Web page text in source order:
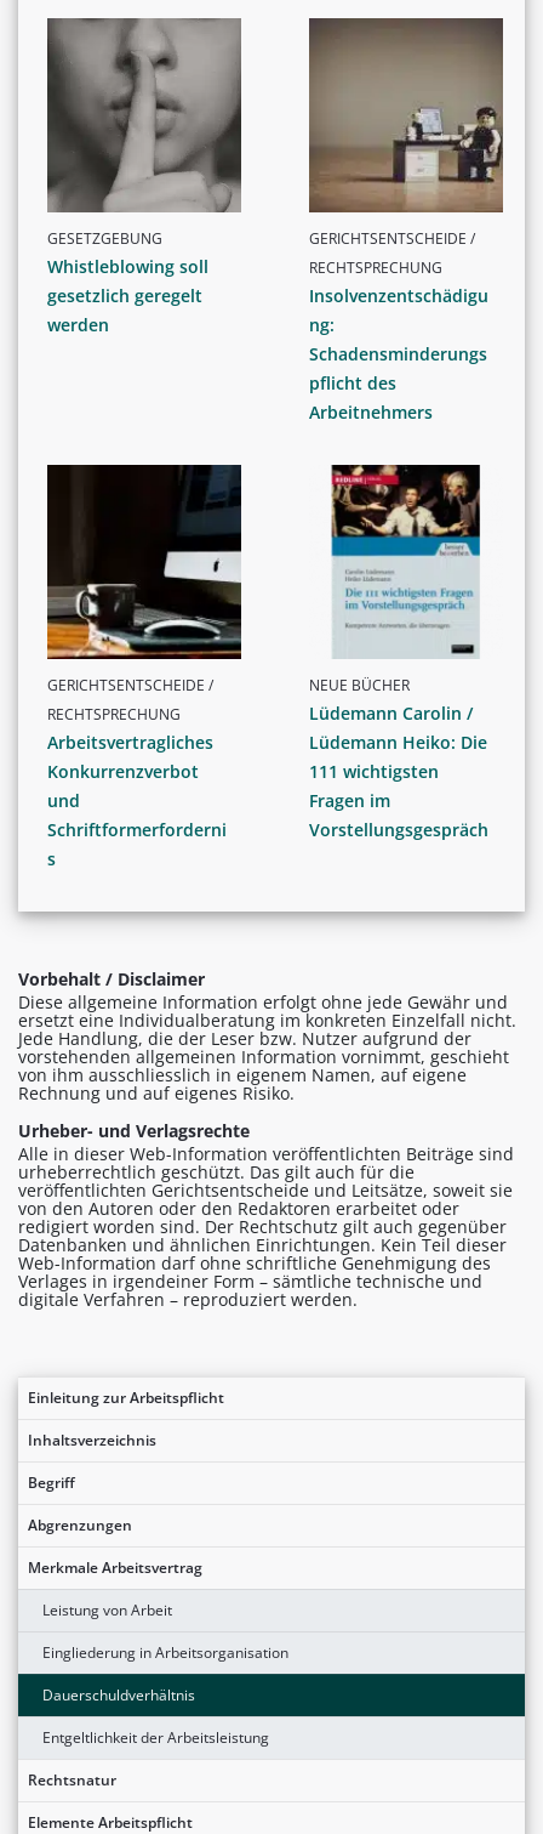
Einleitung zur Arbeitspflicht
Inhaltsverzeichnis
Begriff
Abgrenzungen
Merkmale Arbeitsvertrag
Leistung von Arbeit
Eingliederung in Arbeitsorganisation
Dauerschuldverhältnis
Entgeltlichkeit der Arbeitsleistung
Rechtsnatur
Elemente Arbeitspflicht
GESETZGEBUNG
Whistleblowing soll
gesetzlich geregelt
werden
GERICHTSENTSCHEIDE /
RECHTSPRECHUNG
Insolvenzentschädigu
ng:
Schadensminderungs
pflicht des
Arbeitnehmers
GERICHTSENTSCHEIDE /
RECHTSPRECHUNG
Arbeitsvertragliches
Konkurrenzverbot
und
Schriftformerforderni
s
NEUE BÜCHER
Lüdemann Carolin /
Lüdemann Heiko: Die
111 wichtigsten
Fragen im
Vorstellungsgespräch
Vorbehalt / Disclaimer
Diese allgemeine Information erfolgt ohne jede Gewähr und
ersetzt eine Individualberatung im konkreten Einzelfall nicht.
Jede Handlung, die der Leser bzw. Nutzer aufgrund der
vorstehenden allgemeinen Information vornimmt, geschieht
von ihm ausschliesslich in eigenem Namen, auf eigene
Rechnung und auf eigenes Risiko.
Urheber- und Verlagsrechte
Alle in dieser Web-Information veröffentlichten Beiträge sind
urheberrechtlich geschützt. Das gilt auch für die
veröffentlichten Gerichtsentscheide und Leitsätze, soweit sie
von den Autoren oder den Redaktoren erarbeitet oder
redigiert worden sind. Der Rechtschutz gilt auch gegenüber
Datenbanken und ähnlichen Einrichtungen. Kein Teil dieser
Web-Information darf ohne schriftliche Genehmigung des
Verlages in irgendeiner Form – sämtliche technische und
digitale Verfahren – reproduziert werden.